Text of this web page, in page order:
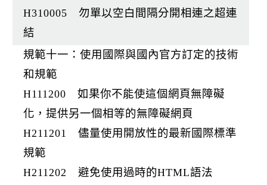
H310005 勿單以空白間隔分開相連之超連
結
規範十一：使用國際與國內官方訂定的技術
和規範
H111200 如果你不能使這個網頁無障礙
化，提供另一個相等的無障礙網頁
H211201 儘量使用開放性的最新國際標準
規範
H211202 避免使用過時的HTML語法